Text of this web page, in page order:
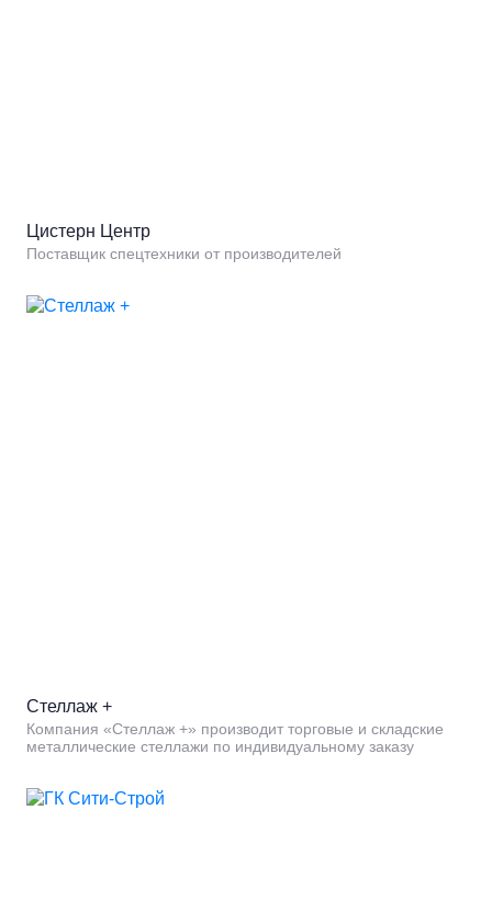
Цистерн Центр
Поставщик спецтехники от производителей
Стеллаж +
Компания «Стеллаж +» производит торговые и складские
металлические стеллажи по индивидуальному заказу